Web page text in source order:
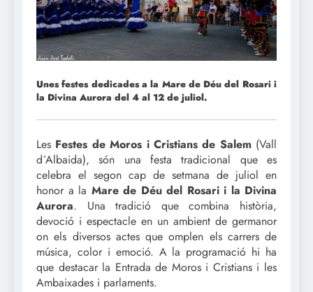
Unes festes dedicades a la Mare de Déu del Rosari i
la Divina Aurora del 4 al 12 de juliol.
Les Festes de Moros i Cristians de Salem(Vall
d´Albaida), són una festa tradicional que es
celebra el segon cap de setmana de juliol en
honor a la Mare de Déu del Rosari i la Divina
Aurora. Una tradició que combina història,
devoció i espectacle en un ambient de germanor
on els diversos actes que omplen els carrers de
música, color i emoció. A la programació hi ha
que destacar la Entrada de Moros i Cristians i les
Ambaixades i parlaments.